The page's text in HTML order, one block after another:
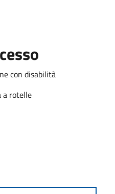
con disabilità
a rotelle